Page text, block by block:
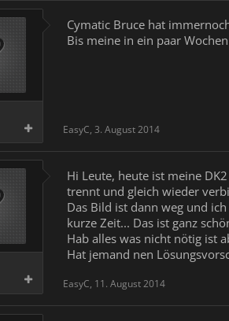
Cymatic Bruce hat
Bis meine in ein paar
EasyC, 3. August 2014
Hi Leute, heute ist meine
trennt und gleich wieder
Das Bild ist dann weg und
kurze Zeit... Das ist ganz
Hab alles was nicht nötig ist
Hat jemand nen
EasyC, 11. August 2014